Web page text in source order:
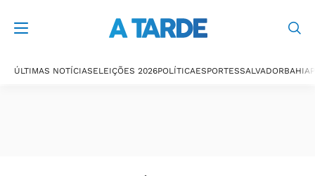
ÚLTIMAS NOTÍCIASELEIÇÕES 2026POLÍTICAESPORTESSALVADORBAHIA